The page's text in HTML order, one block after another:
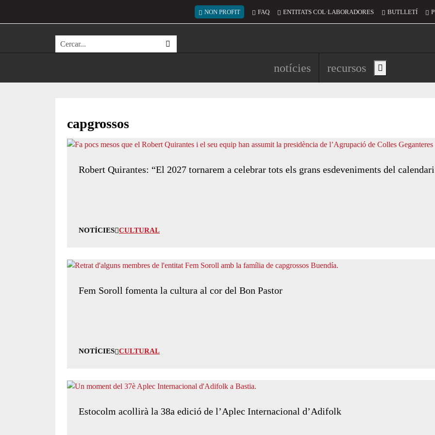
Menú del compte d'usuari
NON PROFIT FAQ ENTITATS COL·LABORADORES BUTLLETÍ
Cerca
Navegació principal de
notícies recursos Show main menu
capgrossos
Robert Quirantes: “El 2027 tornarem a celebrar tots els grans esdeveniments del
NOTÍCIES CULTURAL
Fem Soroll fomenta la cultura al cor del Bon Pastor
NOTÍCIES CULTURAL
Estocolm acollirà la 38a edició de l’Aplec Internacional d’Adifolk